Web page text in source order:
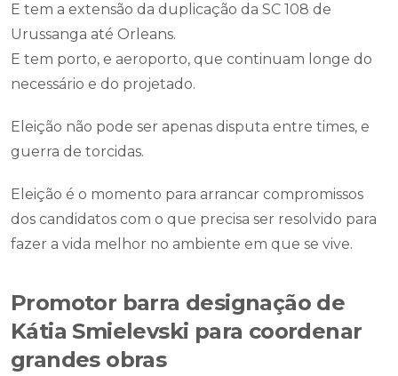
E tem a extensão da duplicação da SC 108 de
Urussanga até Orleans.
E tem porto, e aeroporto, que continuam longe do
necessário e do projetado.
Eleição não pode ser apenas disputa entre times, e
guerra de torcidas.
Eleição é o momento para arrancar compromissos
dos candidatos com o que precisa ser resolvido para
fazer a vida melhor no ambiente em que se vive.
Promotor barra designação de
Kátia Smielevski para coordenar
grandes obras